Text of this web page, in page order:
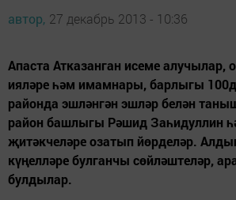
автор, 27 декабрь 2013 - 10:36
Апаста Атказанган исеме алучылар,
ияләре һәм имамнары, барлыгы
районда эшләнгән эшләр белән
район башлыгы Рәшид Заһидуллин
җитәкчеләре озатып йөрделәр.
күңелләре булганчы сөйләштеләр,
булдылар.